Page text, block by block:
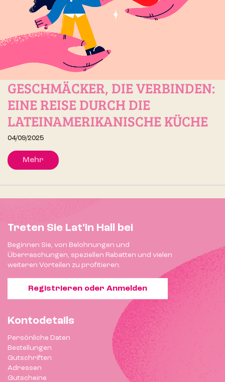
GESCHMÄCKER, DIE VERBINDEN:
EINE REISE DURCH DIE
LATEINAMERIKANISCHE KÜCHE
04/09/2025
Mehr
Treten Sie Lat'in Hall bei
Beginnen Sie, von Belohnungen und
Überraschungen, speziellen Rabatten und vielen
weiteren Vorteilen zu profitieren.
Registrieren oder Anmelden
Kontodetails
Persönliche Daten
Bestellungen
Gutschriften
Adressen
Gutscheine